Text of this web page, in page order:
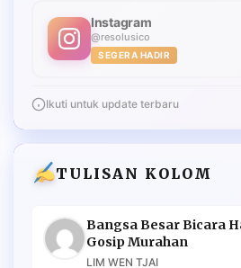
Instagram
@resolusico
SEGERA HADIR
Ikuti untuk update terbaru
TULISAN KOLOM
Bangsa Besar Bicara
Gosip Murahan
LIM WEN TJAI